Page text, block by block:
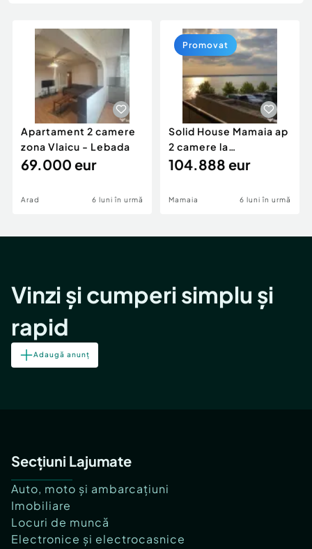
Animale de companie
Afaceri și echipamente profesionale
Inchiriere Bunuri si Vehicule
Piese auto si accesorii
Dacia Duster
Apartament 2 camere
zona Vlaicu - Lebada
69.000 eur
Arad 6 luni în urmă
Solid House Mamaia ap
2 camere la
cheie,langa Mega
104.888 eur
Mamaia 6 luni în urmă
Promovat
Vinzi și cumperi simplu și
rapid
Adaugă anunț
Secțiuni Lajumate
Auto, moto și ambarcațiuni
Imobiliare
Locuri de muncă
Electronice și electrocasnice